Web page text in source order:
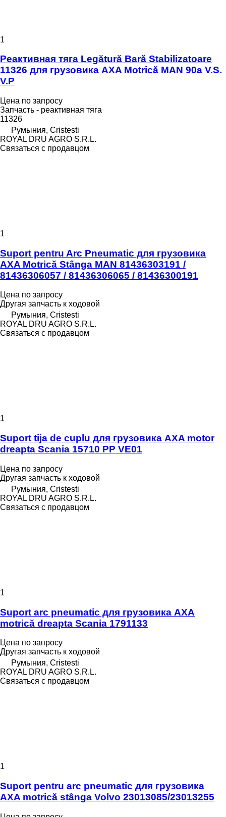
1
Реактивная тяга Legătură Bară Stabilizatoare
11326 для грузовика AXA Motrică MAN 90a V.S.
V.P
Цена по запросу
Запчасть - реактивная тяга
11326
Румыния, Cristesti
ROYAL DRU AGRO S.R.L.
Связаться с продавцом
1
Suport pentru Arc Pneumatic для грузовика
AXA Motrică Stânga MAN 81436303191 /
81436306057 / 81436306065 / 81436300191
Цена по запросу
Другая запчасть к ходовой
Румыния, Cristesti
ROYAL DRU AGRO S.R.L.
Связаться с продавцом
1
Suport tija de cuplu для грузовика AXA motor
dreapta Scania 15710 PP VE01
Цена по запросу
Другая запчасть к ходовой
Румыния, Cristesti
ROYAL DRU AGRO S.R.L.
Связаться с продавцом
1
Suport arc pneumatic для грузовика AXA
motrică dreapta Scania 1791133
Цена по запросу
Другая запчасть к ходовой
Румыния, Cristesti
ROYAL DRU AGRO S.R.L.
Связаться с продавцом
1
Suport pentru arc pneumatic для грузовика
AXA motrică stânga Volvo 23013085/23013255